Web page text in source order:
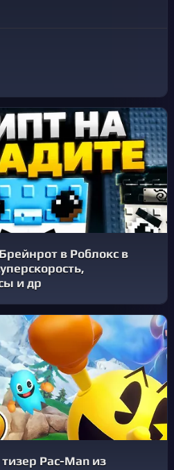
в Роблокс в
и др
Pac-Man из